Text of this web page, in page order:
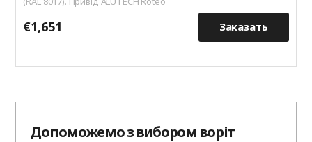
€1,651 Заказать
Допоможемо з вибором воріт